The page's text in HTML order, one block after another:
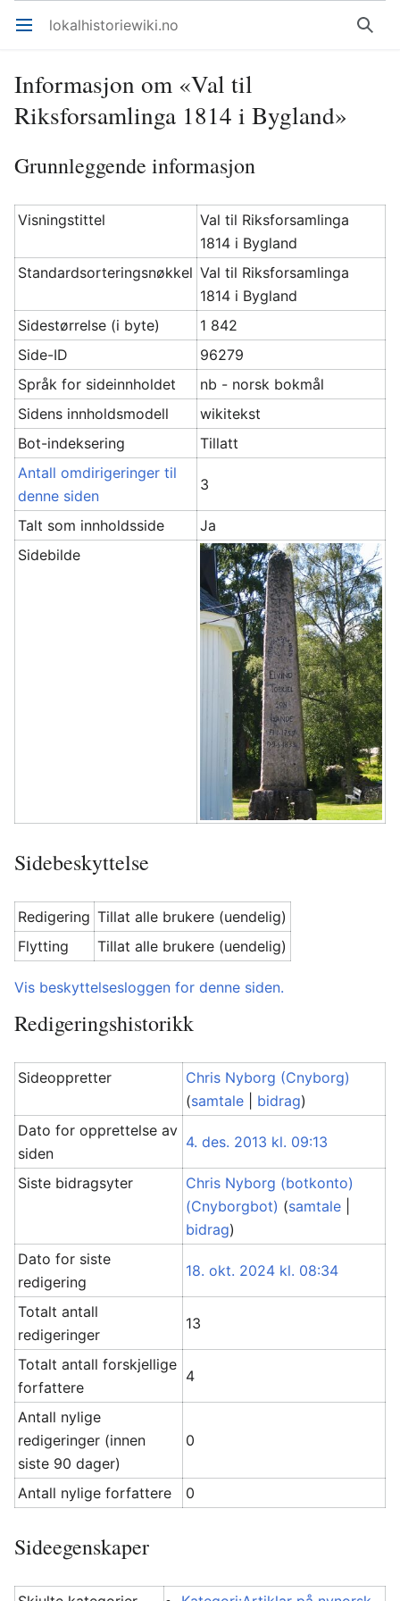
Åpne hovedmenyen lokalhistoriewiki.no Søk
Informasjon om «Val til
Riksforsamlinga 1814 i Bygland»
Grunnleggende informasjon
Visningstittel
Val til Riksforsamlinga
1814 i Bygland
Standardsorteringsnøkkel Val til Riksforsamlinga
1814 i Bygland
Sidestørrelse (i byte)
1 842
Side-ID
96279
Språk for sideinnholdet
nb - norsk bokmål
Sidens innholdsmodell
wikitekst
Bot-indeksering
Tillatt
Antall omdirigeringer til
denne siden
3
Talt som innholdsside
Ja
Sidebilde
Sidebeskyttelse
Redigering Tillat alle brukere (uendelig)
Flytting
Tillat alle brukere (uendelig)
Vis beskyttelsesloggen for denne siden.
Redigeringshistorikk
Sideoppretter
Chris Nyborg (Cnyborg)
(samtale bidrag)
Dato for opprettelse av
siden
4. des. 2013 kl. 09:13
Siste bidragsyter
Chris Nyborg (botkonto)
(Cnyborgbot) (samtale
bidrag)
Dato for siste
redigering
18. okt. 2024 kl. 08:34
Totalt antall
redigeringer
13
Totalt antall forskjellige
forfattere
4
Antall nylige
redigeringer (innen
siste 90 dager)
0
Antall nylige forfattere 0
Sideegenskaper